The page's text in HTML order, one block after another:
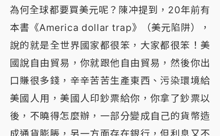
為何全球都要買美元呢？陳冲提到，20年前有
本書《America dollar trap》（美元陷阱），
說的就是全世界國家都很笨，大家都很笨！美
國說自由貿易，你就跟他自由貿易，然後你出
口賺很多錢，辛辛苦苦生產東西、污染環境給
美國人用，美國人印鈔票給你，你拿了鈔票以
後，不曉得怎麼辦，一部分變成自己的貨幣造
成通貨膨脹，另一方面存在銀行，但利息又不